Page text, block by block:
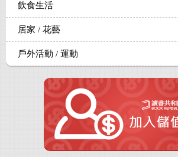
飲食生活
居家 / 花藝
戶外活動 / 運動